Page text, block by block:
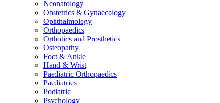
Neonatology
Obstetrics & Gynaecology
Ophthalmology
Orthopaedics
Orthotics and Prosthetics
Osteopathy
Foot & Ankle
Hand & Wrist
Paediatric Orthopaedics
Paediatrics
Podiatric
Psychology